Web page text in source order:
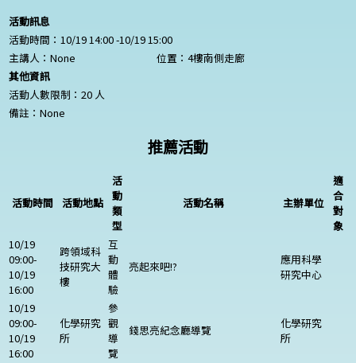
活動訊息
活動時間：10/19 14:00 -10/19 15:00
主講人： None
位置：4樓南側走廊
其他資訊
活動人數限制：20 人
備註： None
推薦活動
活動時間 活動地點
活
動
類
型
活動名稱 主辦單位
適
合
對
象
10/19
09:00-
10/19
16:00
跨領域科
技研究大
樓
互
動
體
驗
亮起來吧!?
應用科學
研究中心
10/19
09:00-
10/19
16:00
化學研究
所
參
觀
導
覽
錢思亮紀念廳導覽
化學研究
所